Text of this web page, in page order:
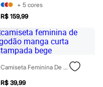
+ 5 cores
R$ 159,99
Camiseta Feminina De Algodão Manga Curta Estampada Bege
R$ 39,99